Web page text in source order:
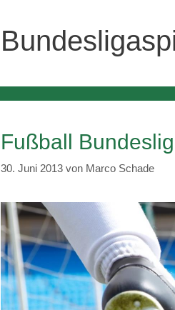
Fußball
30. Juni 2013 von Marco Schade